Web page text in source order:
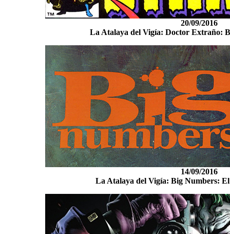
20/09/2016
La Atalaya del Vigía: Doctor Extraño:
14/09/2016
La Atalaya del Vigía: Big Numbers: